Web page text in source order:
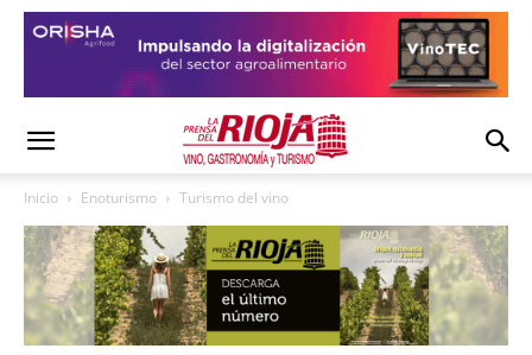
Inicio Enoturismo Turismo del vino